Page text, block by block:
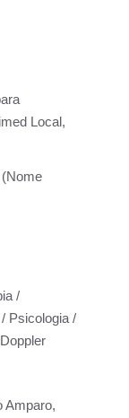
Local,
/
Psicologia /
Amparo,